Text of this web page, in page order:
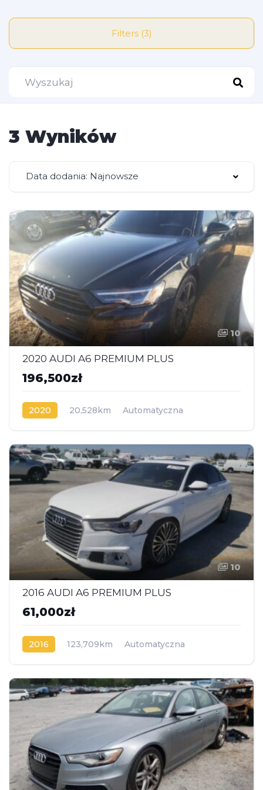
Filters (3)
3 Wyników
Data dodania: Najnowsze
10
2020 AUDI A6 PREMIUM PLUS
196,500zł
2020 20,528km
Automatyczna
10
2016 AUDI A6 PREMIUM PLUS
61,000zł
2016 123,709km
Automatyczna